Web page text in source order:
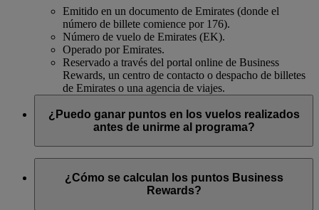
Emitido en un documento de Emirates (donde el
número de billete comience por 176).
Número de vuelo de Emirates (EK).
Operado por Emirates.
Reservado a través del portal online de Business
Rewards, un centro de contacto o despacho de billetes
de Emirates o una agencia de viajes.
¿Puedo ganar puntos en los vuelos realizados
antes de unirme al programa?
vuelos realizados después de afiliarse al programa.
¿Cómo se calculan los puntos Business
Rewards?